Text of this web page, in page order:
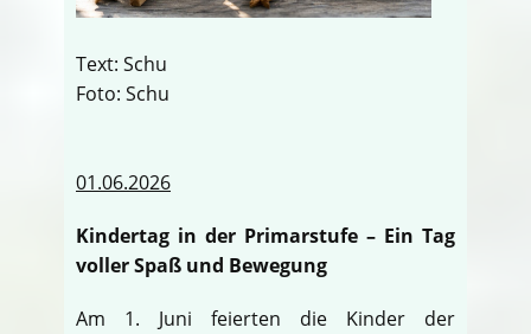
Text: Schu
Foto: Schu
01.06.2026
Kindertag in der Primarstufe – Ein Tag
voller Spaß und Bewegung
Am 1. Juni feierten die Kinder der